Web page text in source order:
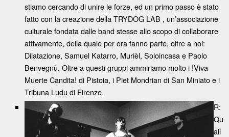
stiamo cercando di unire le forze, ed un primo passo è stato
fatto con la creazione della TRYDOG LAB , un’associazione
culturale fondata dalle band stesse allo scopo di collaborare
attivamente, della quale per ora fanno parte, oltre a noi:
Dilatazione, Samuel Katarro, Murièl, Soloincasa e Paolo
Benvegnù. Oltre a questi gruppi ammiriamo molto i !Viva
Muerte Candita! di Pistoia, i Piet Mondrian di San Miniato e i
Tribuna Ludu di Firenze.
R:
Qu
ali